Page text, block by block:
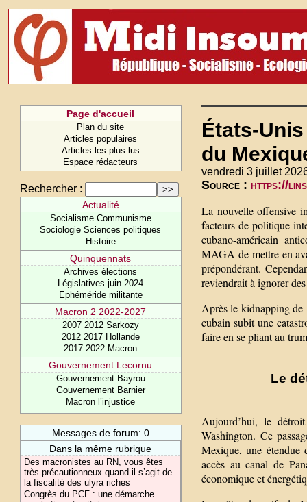
Page d'accueil
Plan du site
Articles populaires
Articles les plus lus
Espace rédacteurs
Rechercher :
Actualité
Socialisme Communisme
Sociologie Sciences politiques
Histoire
Quinquennats
Archives élections
Législatives juin 2024
Ephéméride militante
Macron 2 2022-2027
2007 2012 Sarkozy
2012 2017 Hollande
2017 2022 Macron
Gouvernement Lecornu
Gouvernement Bayrou
Gouvernement Barnier
Macron l’injustice
Messages de forum: 0
Dans la même rubrique
Des macronistes au RN, vous êtes
très précautionneux quand il s’agit de
la fiscalité des ulyra riches
Congrès du PCF : une démarche
États-
du
vendredi 3 juillet
Source : https://
La nouvelle offensive
facteurs de politique
cubano-américain
MAGA de mettre en
prépondérant.
reviendrait à ignorer
Après le kidnapping
cubain subit une
faire en se pliant au
Le
Aujourd’hui, le
Washington. Ce
Mexique, une étendue
accès au canal de
économique et